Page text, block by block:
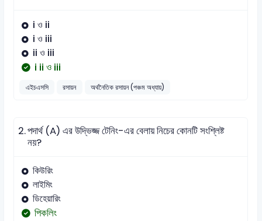
i ও ii
i ও iii
ii ও iii
i ii ও iii
এইচএসসি রসায়ন অর্থনৈতিক রসায়ন (পঞ্চম অধ্যায়)
2.পদার্থ (A) এর উদ্ভিজ্জ টেনিং-এর বেলায় নিচের কোনটি সংশ্লিষ্ট
নয়?
কিউরিং
লাইমিং
ডিহেয়ারিং
পিকলিং